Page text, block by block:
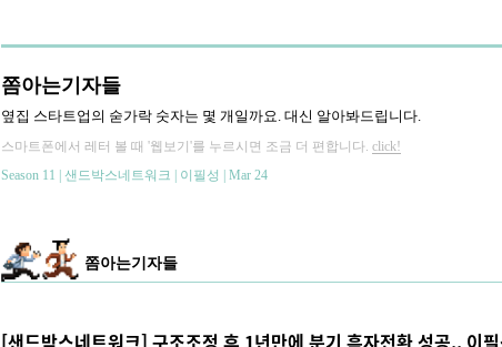
쫌아는기자들
옆집 스타트업의 숟가락 숫자는 몇 개일까요. 대신 알아봐드립니다.
스마트폰에서 레터 볼 때 '웹보기'를 누르시면 조금 더 편합니다. click!
Season 11 | 샌드박스네트워크 | 이필성 | Mar 24
쫌아는기자들
[샌드박스네트워크] 구조조정 후 1년만에 분기 흑자전환 성공.. 이